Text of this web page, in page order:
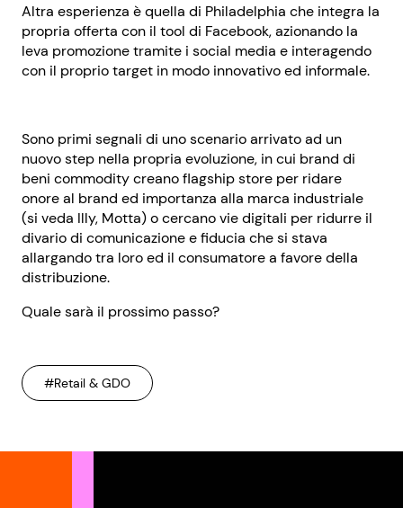
Altra esperienza è quella di Philadelphia che integra la
propria offerta con il tool di Facebook, azionando la
leva promozione tramite i social media e interagendo
con il proprio target in modo innovativo ed informale.
Sono primi segnali di uno scenario arrivato ad un
nuovo step nella propria evoluzione, in cui brand di
beni commodity creano flagship store per ridare
onore al brand ed importanza alla marca industriale
(si veda Illy, Motta) o cercano vie digitali per ridurre il
divario di comunicazione e fiducia che si stava
allargando tra loro ed il consumatore a favore della
distribuzione.
Quale sarà il prossimo passo?
#Retail & GDO